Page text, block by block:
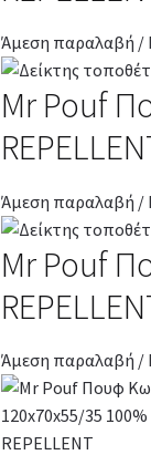
Άμεση παραλαβή /
Mr Pouf
Άμεση παραλαβή /
Mr Pouf
Άμεση παραλαβή /